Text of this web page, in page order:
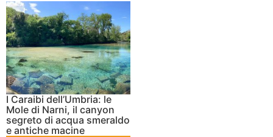
I Caraibi dell’Umbria: le
Mole di Narni, il canyon
segreto di acqua smeraldo
e antiche macine